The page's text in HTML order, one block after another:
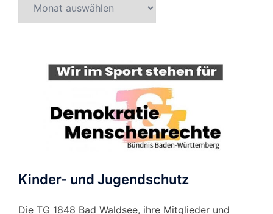
nach
Kinder- und Jugendschutz
Die TG 1848 Bad Waldsee, ihre Mitglieder und